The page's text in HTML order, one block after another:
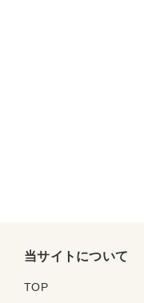
当サイトについて
TOP